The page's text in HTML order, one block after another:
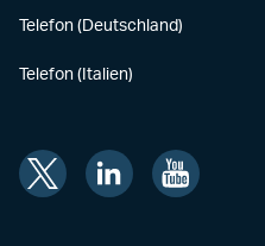
Telefon (Deutschland)
Telefon (Italien)